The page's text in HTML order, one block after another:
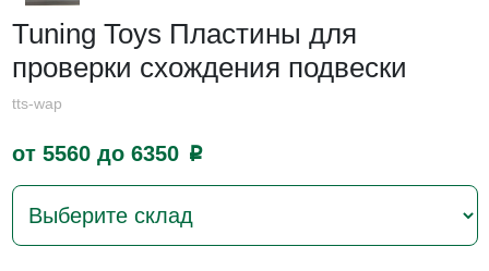
Tuning Toys Пластины для
проверки схождения подвески
tts-wap
от 5560 до 6350 p